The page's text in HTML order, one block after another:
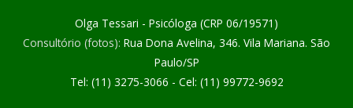
Olga Tessari - Psicóloga (CRP 06/19571)
Consultório (fotos): Rua Dona Avelina, 346. Vila Mariana. São
Paulo/SP
Tel: (11) 3275-3066 - Cel: (11) 99772-9692